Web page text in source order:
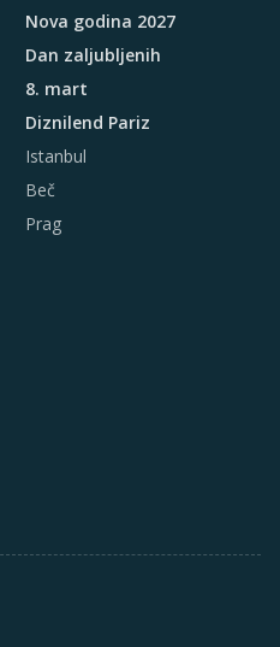
Nova godina 2027
Dan zaljubljenih
8. mart
Diznilend Pariz
Istanbul
Beč
Prag